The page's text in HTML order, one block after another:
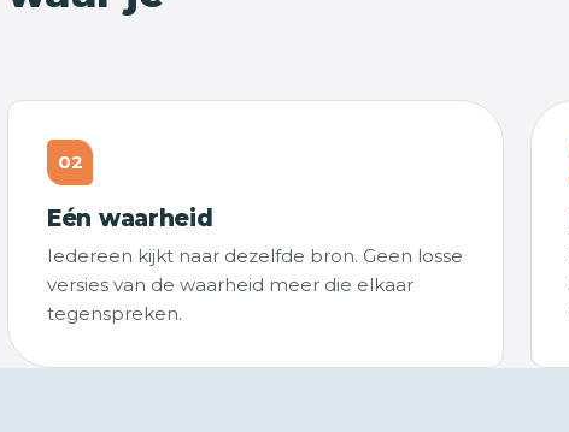
02
Eén waarheid
Iedereen kijkt naar dezelfde bron. Geen losse
versies van de waarheid meer die elkaar
tegenspreken.